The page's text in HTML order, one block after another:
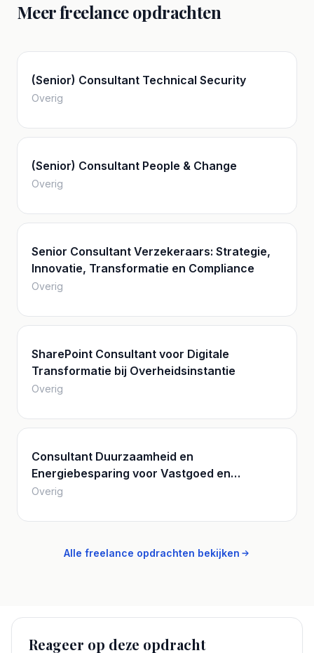
Meer freelance opdrachten
(Senior) Consultant Technical Security
Overig
(Senior) Consultant People & Change
Overig
Senior Consultant Verzekeraars: Strategie,
Innovatie, Transformatie en Compliance
Overig
SharePoint Consultant voor Digitale
Transformatie bij Overheidsinstantie
Overig
Consultant Duurzaamheid en
Energiebesparing voor Vastgoed en
Energiemanagement
Overig
Alle freelance opdrachten bekijken
Reageer op deze opdracht